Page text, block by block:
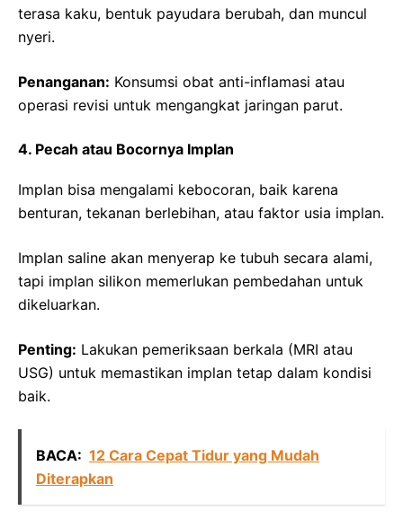
terasa kaku, bentuk payudara berubah, dan muncul
nyeri.
Penanganan: Konsumsi obat anti-inflamasi atau
operasi revisi untuk mengangkat jaringan parut.
4. Pecah atau Bocornya Implan
Implan bisa mengalami kebocoran, baik karena
benturan, tekanan berlebihan, atau faktor usia implan.
Implan saline akan menyerap ke tubuh secara alami,
tapi implan silikon memerlukan pembedahan untuk
dikeluarkan.
Penting: Lakukan pemeriksaan berkala (MRI atau
USG) untuk memastikan implan tetap dalam kondisi
baik.
BACA: 12 Cara Cepat Tidur yang Mudah
Diterapkan